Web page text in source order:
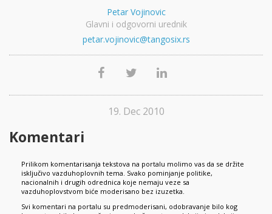
Petar Vojinovic
Glavni i odgovorni urednik
petar.vojinovic@tangosix.rs
19. Dec 2010
Komentari
Prilikom komentarisanja tekstova na portalu molimo vas da se držite
isključivo vazduhoplovnih tema. Svako pominjanje politike,
nacionalnih i drugih odrednica koje nemaju veze sa
vazduhoplovstvom biće moderisano bez izuzetka.
Svi komentari na portalu su predmoderisani, odobravanje bilo kog